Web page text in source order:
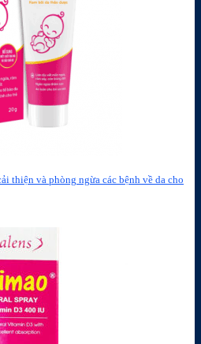
thiện và phòng ngừa các bệnh về da cho